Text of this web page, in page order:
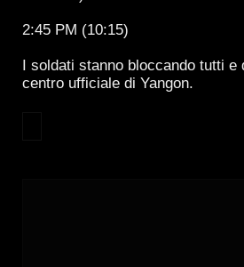
2:45 PM (10:15)
I soldati stanno bloccando tutti e
centro ufficiale di Yangon.